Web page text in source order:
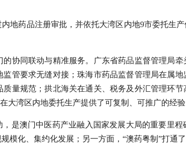
地药品注册审批，并依托大湾区内地9市委托生
协同联动与精准服务。广东省药品监督管理局
管要求无缝对接；珠海市药品监督管理局在属
量规范；拱北海关在通关、税务及外汇管理环
大湾区内地委托生产提供了可复制、可推广的经
是澳门中医药产业融入国家发展大局的重要里
模化、集约化发展；另一方面，“澳药粤制”打通